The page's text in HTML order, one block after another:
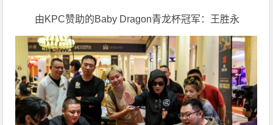
由KPC赞助的Baby Dragon青龙杯冠军：王胜永